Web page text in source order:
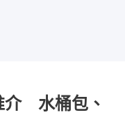
介 水桶包、